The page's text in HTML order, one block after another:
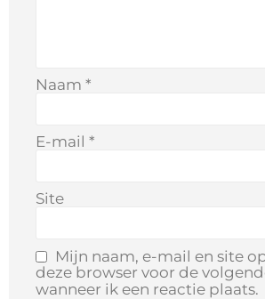
Naam *
E-mail *
Site
Mijn naam, e-mail en site
deze browser voor de
wanneer ik een reactie plaats.